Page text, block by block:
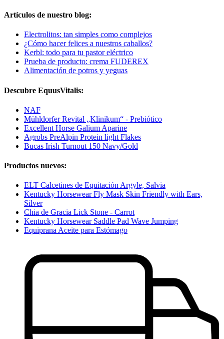
Artículos de nuestro blog:
Electrolitos: tan simples como complejos
¿Cómo hacer felices a nuestros caballos?
Kerbl: todo para tu pastor eléctrico
Prueba de producto: crema FUDEREX
Alimentación de potros y yeguas
Descubre EquusVitalis:
NAF
Mühldorfer Revital „Klinikum“ - Prebiótico
Excellent Horse Galium Aparine
Agrobs PreAlpin Protein light Flakes
Bucas Irish Turnout 150 Navy/Gold
Productos nuevos:
ELT Calcetines de Equitación Argyle, Salvia
Kentucky Horsewear Fly Mask Skin Friendly with Ears,
Silver
Chia de Gracia Lick Stone - Carrot
Kentucky Horsewear Saddle Pad Wave Jumping
Equiprana Aceite para Estómago